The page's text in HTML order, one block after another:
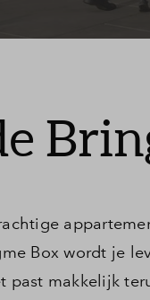
Box wordt je
past makkelijk